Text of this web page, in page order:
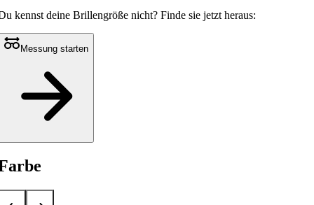
kennst deine Brillengröße nicht?Finde sie jetzt heraus:
Messung starten